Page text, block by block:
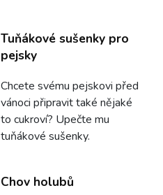
Tuňákové sušenky pro
pejsky
Chcete svému pejskovi před
vánoci připravit také nějaké
to cukroví? Upečte mu
tuňákové sušenky.
Chov holubů